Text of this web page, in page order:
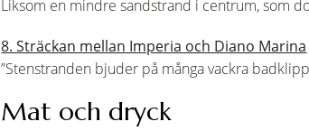
Liksom en mindre sandstrand i centrum, som
8. Sträckan mellan Imperia och Diano Marina
”Stenstranden bjuder på många vackra
Mat och dryck